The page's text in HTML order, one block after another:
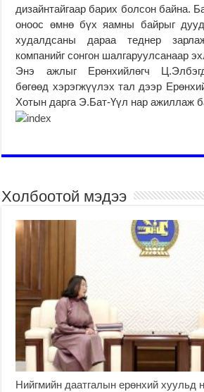
дизайнтайгаар барих болсон байна.
оноос өмнө бүх яамны байрыг
худалдсаны дараа теднер
компанийг сонгон шалгаруулсанаар
Энэ ажлыг Ерөнхийлөгч
бөгөөд хэрэгжүүлэх тал дээр
Хотын дарга Э.Бат-Үүл нар ажиллаж
Холбоотой мэдээ
Нийгмийн даатгалын ерөнхий хуульд